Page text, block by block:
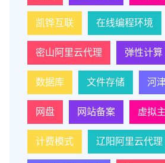
凯铧互联 在线编程环境
密山阿里云代理 弹性计算
数据库 文件存储 河
网盘 网站备案 虚拟
计费模式 辽阳阿里云代理